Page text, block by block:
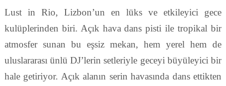
Lust in Rio, Lizbon’un en lüks ve etkileyici gece
kulüplerinden biri. Açık hava dans pisti ile tropikal bir
atmosfer sunan bu eşsiz mekan, hem yerel hem de
uluslararası ünlü DJ’lerin setleriyle geceyi büyüleyici bir
hale getiriyor. Açık alanın serin havasında dans ettikten